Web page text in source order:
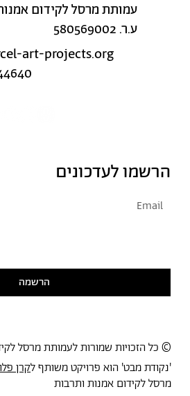
עמותת מרסל לקידום
ע.ר. 580569002
art-projects.org
הרשמו לעדכונים
הרשמה
© כל הזכויות שמורות לעמותת מרסל
'נקודת מבט' הוא פרויקט משותף לקרן
מרסל לקידום אמנות ותרבות